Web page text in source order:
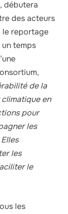
débutera
des acteurs
le reportage
temps
de la
en
pour
les
les
le
les